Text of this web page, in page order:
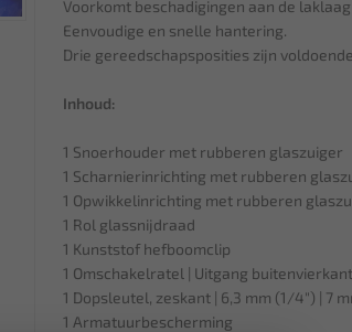
Voorkomt beschadigingen aan de
Eenvoudige en snelle hantering.
Drie gereedschapsposities zijn
Inhoud:
1 Snoerhouder met rubberen glaszuiger
1 Scharnierinrichting met rubberen
1 Opwikkelinrichting met rubberen
1 Rol glassnijdraad
1 Kunststof hefboomclip
1 Omschakelratel | Uitgang
1 Dopsleutel, zeskant | 6,3 mm (1/4") | 7
1 Armatuurbescherming